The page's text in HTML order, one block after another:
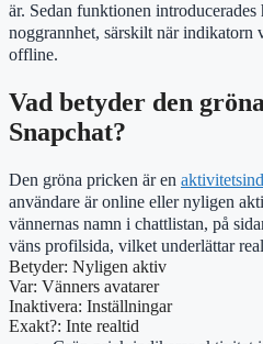
är. Sedan funktionen
noggrannhet, särskilt när indikatorn
offline.
Vad betyder den
Snapchat?
Den gröna pricken är en
användare är online eller nyligen
vännernas namn i chattlistan, på
väns profilsida, vilket underlättar
Betyder: Nyligen aktiv
Var: Vänners avatarer
Inaktivera: Inställningar
Exakt?: Inte realtid